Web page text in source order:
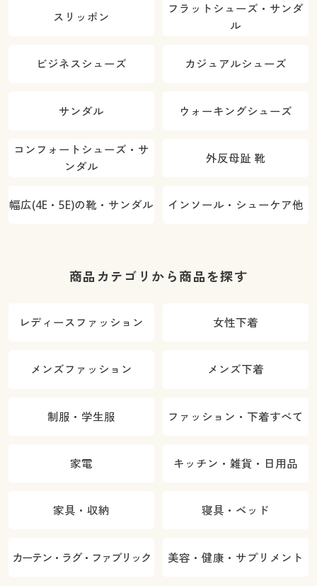
スリッポン
フラットシューズ・サンダ
ル
ビジネスシューズ カジュアルシューズ
サンダル ウォーキングシューズ
コンフォートシューズ・サ
ンダル
外反母趾 靴
幅広(4E・5E)の靴・サンダル インソール・シューケア他
商品カテゴリから商品を探す
レディースファッション 女性下着
メンズファッション メンズ下着
制服・学生服 ファッション・下着すべて
家電 キッチン・雑貨・日用品
家具・収納 寝具・ベッド
カーテン・ラグ・ファブリック 美容・健康・サプリメント